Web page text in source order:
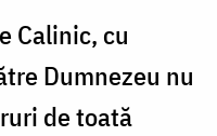
Calinic, cu
Dumnezeu nu
de toată